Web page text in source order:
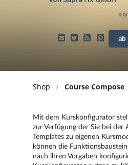
0,0/
ab
Shop Course Compose